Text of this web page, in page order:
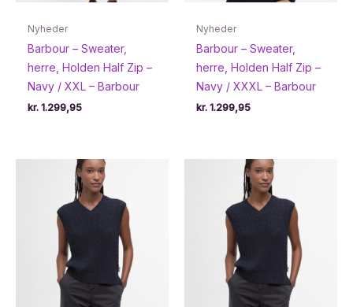
Nyheder
Barbour – Sweater,
herre, Holden Half Zip –
Navy / XXL – Barbour
kr. 1.299,95
Nyheder
Barbour – Sweater,
herre, Holden Half Zip –
Navy / XXXL – Barbour
kr. 1.299,95